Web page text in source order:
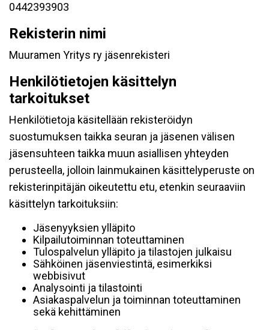
0442393903
Rekisterin nimi
Muuramen Yritys ry jäsenrekisteri
Henkilötietojen käsittelyn
tarkoitukset
Henkilötietoja käsitellään rekisteröidyn
suostumuksen taikka seuran ja jäsenen välisen
jäsensuhteen taikka muun asiallisen yhteyden
perusteella, jolloin lainmukainen käsittelyperuste on
rekisterinpitäjän oikeutettu etu, etenkin seuraaviin
käsittelyn tarkoituksiin:
Jäsenyyksien ylläpito
Kilpailutoiminnan toteuttaminen
Tulospalvelun ylläpito ja tilastojen julkaisu
Sähköinen jäsenviestintä, esimerkiksi
webbisivut
Analysointi ja tilastointi
Asiakaspalvelun ja toiminnan toteuttaminen
sekä kehittäminen